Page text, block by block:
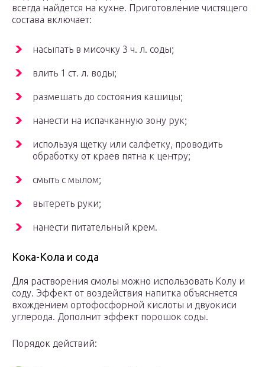
всегда найдется на кухне. Приготовление чистящего
состава включает:
насыпать в мисочку 3 ч. л. соды;
влить 1 ст. л. воды;
размешать до состояния кашицы;
нанести на испачканную зону рук;
используя щетку или салфетку, проводить
обработку от краев пятна к центру;
смыть с мылом;
вытереть руки;
нанести питательный крем.
Кока-Кола и сода
Для растворения смолы можно использовать Колу и
соду. Эффект от воздействия напитка объясняется
вхождением ортофосфорной кислоты и двуокиси
углерода. Дополнит эффект порошок соды.
Порядок действий: